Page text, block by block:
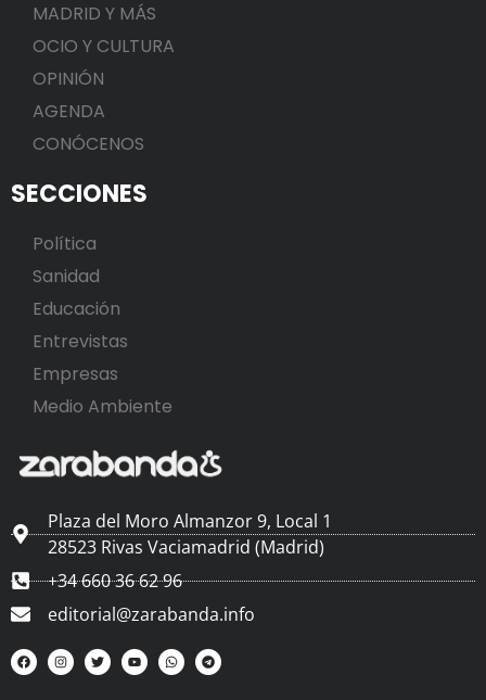
MADRID Y MÁS
OCIO Y CULTURA
OPINIÓN
AGENDA
CONÓCENOS
SECCIONES
Política
Sanidad
Educación
Entrevistas
Empresas
Medio Ambiente
Plaza del Moro Almanzor 9, Local 1
28523 Rivas Vaciamadrid (Madrid)
+34 660 36 62 96
editorial@zarabanda.info